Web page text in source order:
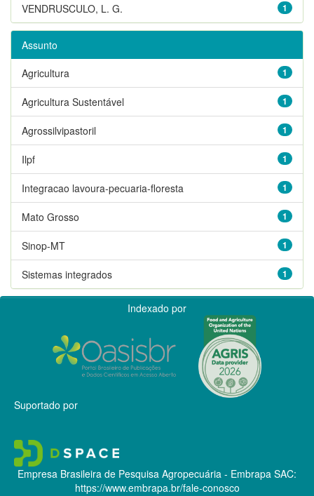
1
VENDRUSCULO, L. G.
Assunto
1
Agricultura
1
Agricultura Sustentável
1
Agrossilvipastoril
1
Ilpf
1
Integracao lavoura-pecuaria-floresta
1
Mato Grosso
1
Sinop-MT
1
Sistemas integrados
Indexado por
Suportado por
Empresa Brasileira de Pesquisa Agropecuária - Embrapa SAC:
https://www.embrapa.br/fale-conosco